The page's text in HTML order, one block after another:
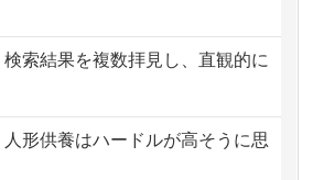
千葉県の方からお申込み
検索結果を複数拝見し、直観的に
人形供養はハードルが高そうに思